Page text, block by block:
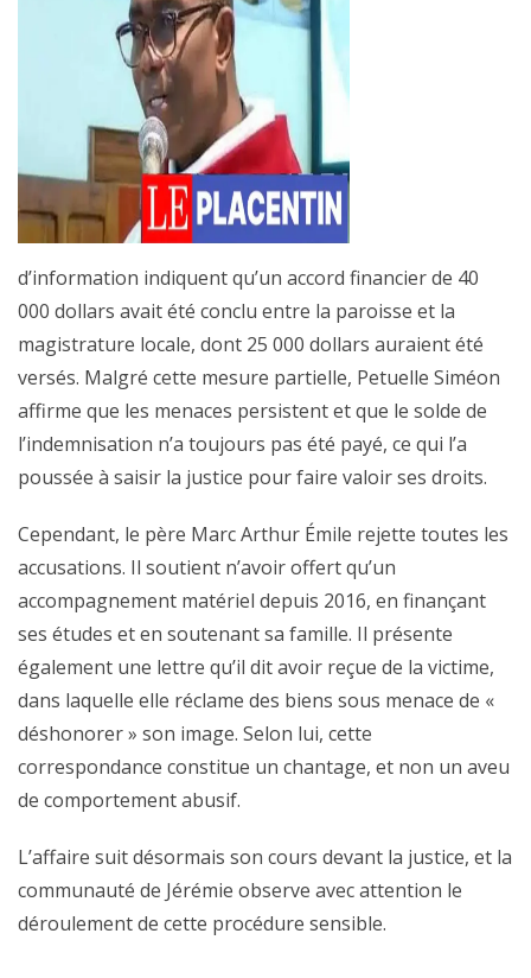
d’information indiquent qu’un accord financier de 40
000 dollars avait été conclu entre la paroisse et la
magistrature locale, dont 25 000 dollars auraient été
versés. Malgré cette mesure partielle, Petuelle Siméon
affirme que les menaces persistent et que le solde de
l’indemnisation n’a toujours pas été payé, ce qui l’a
poussée à saisir la justice pour faire valoir ses droits.
Cependant, le père Marc Arthur Émile rejette toutes les
accusations. Il soutient n’avoir offert qu’un
accompagnement matériel depuis 2016, en finançant
ses études et en soutenant sa famille. Il présente
également une lettre qu’il dit avoir reçue de la victime,
dans laquelle elle réclame des biens sous menace de «
déshonorer » son image. Selon lui, cette
correspondance constitue un chantage, et non un aveu
de comportement abusif.
L’affaire suit désormais son cours devant la justice, et la
communauté de Jérémie observe avec attention le
déroulement de cette procédure sensible.